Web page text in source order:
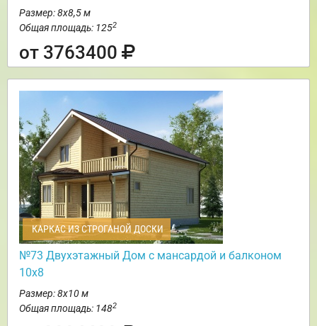
Размер: 8х8,5 м
Общая площадь: 1252
от 3763400
КАРКАС ИЗ СТРОГАНОЙ ДОСКИ
№73 Двухэтажный Дом с мансардой и балконом
10х8
Размер: 8х10 м
Общая площадь: 1482